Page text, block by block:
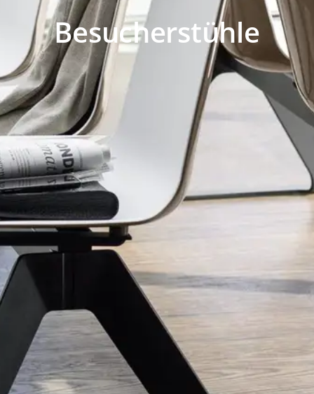
Besucherstühle